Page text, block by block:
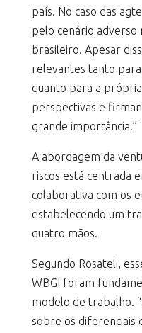
país. No caso das
pelo cenário
brasileiro. Apesar
relevantes tanto
quanto para a
perspectivas e
grande importância.”
A abordagem da
riscos está centrada
colaborativa com os
estabelecendo um
quatro mãos.
Segundo Rosateli,
WBGI foram
modelo de trabalho.
sobre os diferenciais